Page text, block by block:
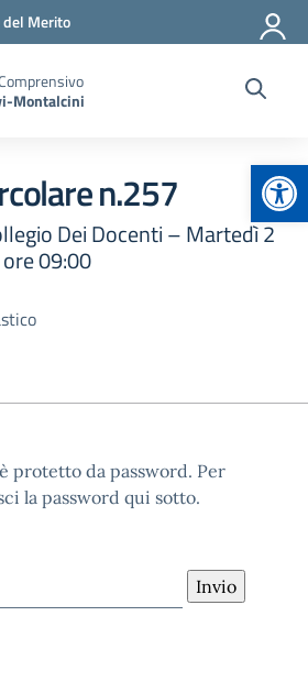
Merito
Montalcini
n.257
Dei Docenti – Martedì 2
09:00
protetto da password. Per
la password qui sotto.